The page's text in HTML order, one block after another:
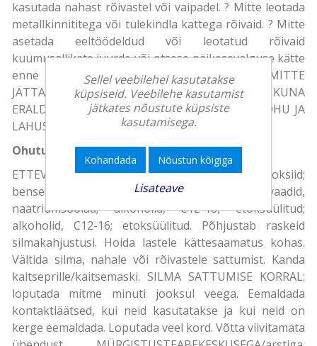
kasutada nahast rõivastel või vaipadel. ? Mitte leotada
metallkinnititega või tulekindla kattega rõivaid. ? Mitte
asetada eeltöödeldud või leotatud rõivaid
kuumusallikate juurde või otsese päikesevalguse kätte
enne põhjalikku pesemist või loputamist.? MITTE
JÄTTA SEGATUD LAHUST SULETUD ANUMASSE, KUNA
ERALDUV HAPNIK VÕIB TEKITADA ANUMAS RÕHU JA
LAHUS VÕIB HAKATA LEKKIMA.
Ohutus
ETTEVAATUST. Sisaldab: vesinikperoksiid;
benseensulfoonhape, C10-13-alküülderivaadid,
naatriumsoolad; alkoholid, C12-18, etoksüülitud;
alkoholid, C12-16; etoksüülitud. Põhjustab raskeid
silmakahjustusi. Hoida lastele kättesaamatus kohas.
Vältida silma, nahale või rõivastele sattumist. Kanda
kaitseprille/kaitsemaski. SILMA SATTUMISE KORRAL:
loputada mitme minuti jooksul veega. Eemaldada
kontaktläätsed, kui neid kasutatakse ja kui neid on
kerge eemaldada. Loputada veel kord. Võtta viivitamata
Sellel veebilehel kasutatakse
küpsiseid. Veebilehe kasutamist
jätkates nõustute küpsiste
kasutamisega.
Kohandada Nõustun kõigiga
Lisateave